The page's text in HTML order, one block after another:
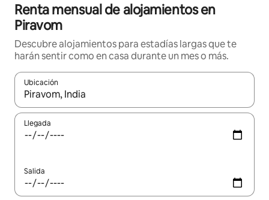
Renta mensual de alojamientos en
Piravom
Descubre alojamientos para estadías largas que te
harán sentir como en casa durante un mes o más.
Ubicación
Cuando los resultados estén disponibles, navega con las
Llegada
Salida